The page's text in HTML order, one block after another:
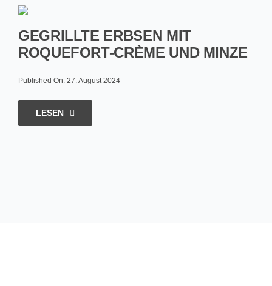
GEGRILLTE ERBSEN MIT
ROQUEFORT-CRÈME UND MINZE
Published On: 27. August 2024
LESEN